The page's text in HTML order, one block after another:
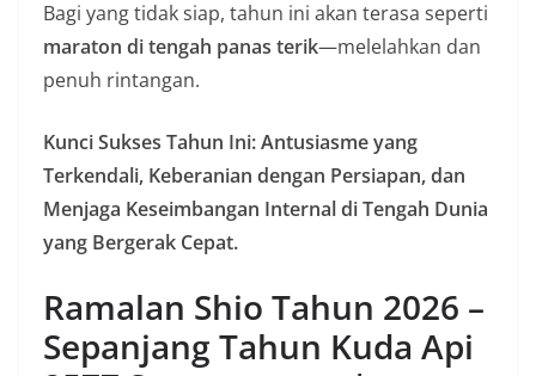
Bagi yang tidak siap, tahun ini akan terasa seperti
maraton di tengah panas terik—melelahkan dan
penuh rintangan.
Kunci Sukses Tahun Ini:Antusiasme yang
Terkendali, Keberanian dengan Persiapan, dan
Menjaga Keseimbangan Internal di Tengah Dunia
yang Bergerak Cepat.
Ramalan Shio Tahun 2026 –
Sepanjang Tahun Kuda Api